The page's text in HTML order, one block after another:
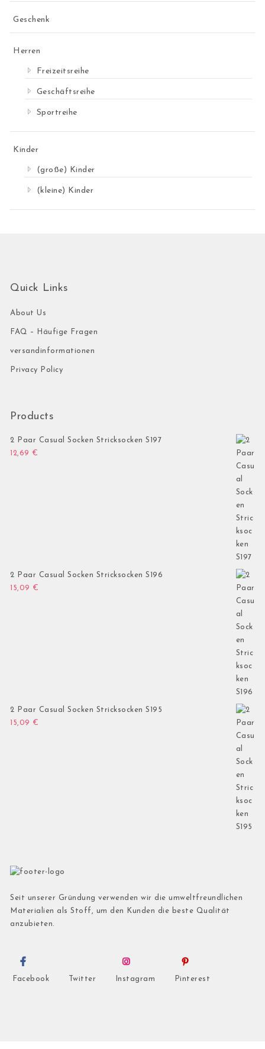
Geschenk
Herren
Freizeitsreihe
Geschäftsreihe
Sportreihe
Kinder
(große) Kinder
(kleine) Kinder
Quick Links
About Us
FAQ – Häufige Fragen
versandinformationen
Privacy Policy
Products
2 Paar Casual Socken Stricksocken S197
12,69 €
2 Paar Casual Socken Stricksocken S196
15,09 €
2 Paar Casual Socken Stricksocken S195
15,09 €
Seit unserer Gründung verwenden wir die umweltfreundlichen
Materialien als Stoff, um den Kunden die beste Qualität
anzubieten.
Facebook Twitter Instagram Pinterest